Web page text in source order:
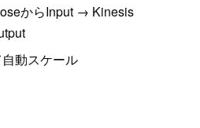
からInput → Kinesis
動スケール